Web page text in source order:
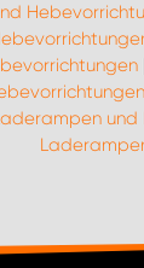
|